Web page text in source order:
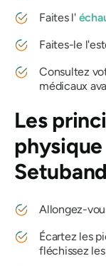
Faites l'
Faites-le
Consultez
médicaux
Les
Allongez-
Écartez les
fléchissez